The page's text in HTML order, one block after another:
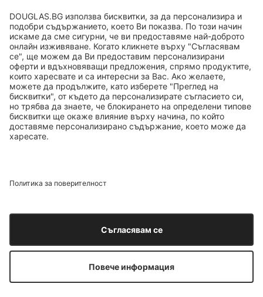
ДОБАВИ В КОШНИЦАТА
ТОП БРАНДОВЕ
ТОП ПРОДУКТИ
ТОП КАТЕГОРИИ
© 2026 Douglas. Всички права запазени.